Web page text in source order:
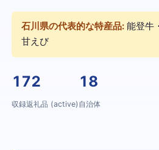
石川県の代表的な特産品: 能登牛
甘えび
172
収録返礼品 (active)
18
自治体